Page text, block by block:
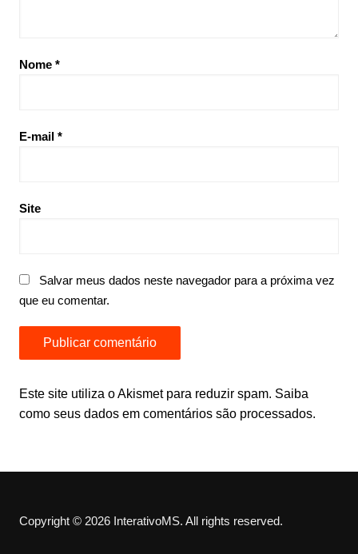
Nome *
E-mail *
Site
Salvar meus dados neste navegador para a próxima vez
que eu comentar.
Este site utiliza o Akismet para reduzir spam. Saiba
como seus dados em comentários são processados.
Copyright © 2026 InterativoMS. All rights reserved.